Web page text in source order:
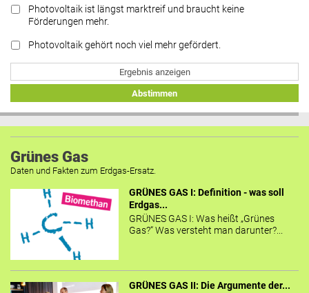
Photovoltaik ist längst marktreif und braucht keine
Förderungen mehr.
Photovoltaik gehört noch viel mehr gefördert.
Ergebnis anzeigen
Abstimmen
Grünes Gas
Daten und Fakten zum Erdgas-Ersatz.
GRÜNES GAS I: Definition - was soll
Erdgas...
GRÜNES GAS I: Was heißt „Grünes
Gas?“ Was versteht man darunter?...
GRÜNES GAS II: Die Argumente der...